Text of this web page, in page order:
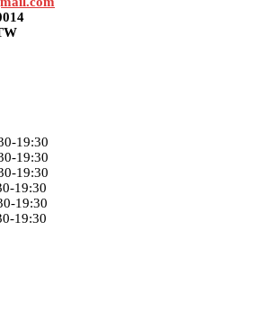
19:30
19:30
19:30
19:30
19:30
19:30